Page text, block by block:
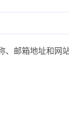
邮箱地址和网